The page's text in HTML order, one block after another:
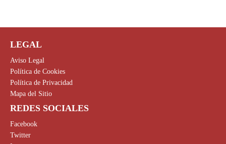
LEGAL
Aviso Legal
Política de Cookies
Política de Privacidad
Mapa del Sitio
REDES SOCIALES
Facebook
Twitter